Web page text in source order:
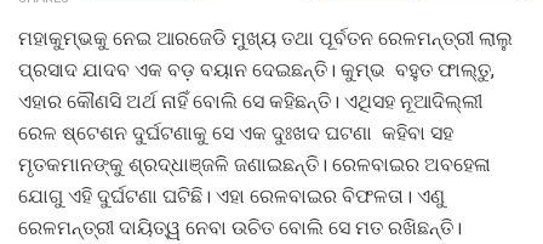
ମହାକୁମ୍ଭକୁ ନେଇ ଆରଜେଡି ମୁଖ୍ୟ ତଥା ପୂର୍ବତନ ରେଳମନ୍ତ୍ରୀ ଲାଲୁ
ପ୍ରସାଦ ଯାଦବ ଏକ ବଡ଼ ବୟାନ ଦେଇଛନ୍ତି। କୁମ୍ଭ ବହୁତ ଫାଲ୍‌ତୁ,
ଏହାର କୌଣସି ଅର୍ଥ ନାହିଁ ବୋଲି ସେ କହିଛନ୍ତି। ଏଥିସହ ନୂଆଦିଲ୍ଲୀ
ରେଳ ଷ୍ଟେଶନ ଦୁର୍ଘଟଣାକୁ ସେ ଏକ ଦୁଃଖଦ ଘଟଣା କହିବା ସହ
ମୃତକମାନଙ୍କୁ ଶ୍ରଦ୍ଧାଞ୍ଜଳି ଜଣାଇଛନ୍ତି। ରେଳବାଇର ଅବହେଳା
ଯୋଗୁ ଏହି ଦୁର୍ଘଟଣା ଘଟିଛି। ଏହା ରେଳବାଇର ବିଫଳତା। ଏଣୁ
ରେଳମନ୍ତ୍ରୀ ଦାୟିତ୍ୱ ନେବା ଉଚିତ ବୋଲି ସେ ମତ ରଖିଛନ୍ତି।